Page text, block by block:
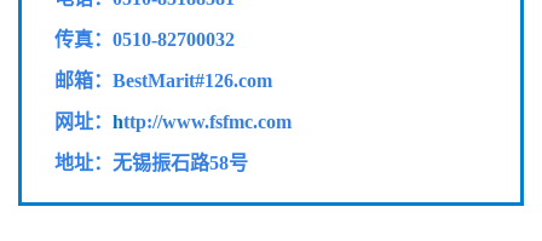
传真： 0510-82700032
邮箱：BestMarit#126.com
网址： http://www.fsfmc.com
地址：无锡振石路58号